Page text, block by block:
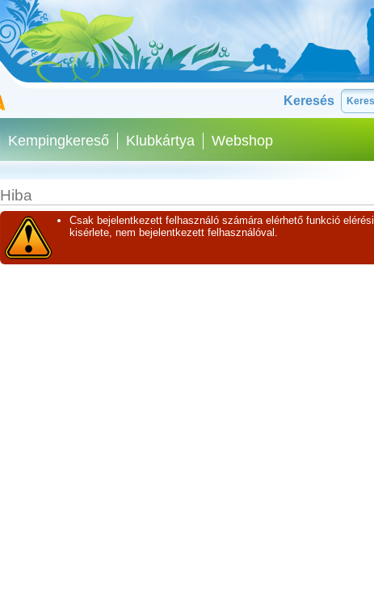
Keresés
Kempingkereső Klubkártya Webshop
Hiba
Csak bejelentkezett felhasználó számára elérhető funkció elérési
kisérlete, nem bejelentkezett felhasználóval.